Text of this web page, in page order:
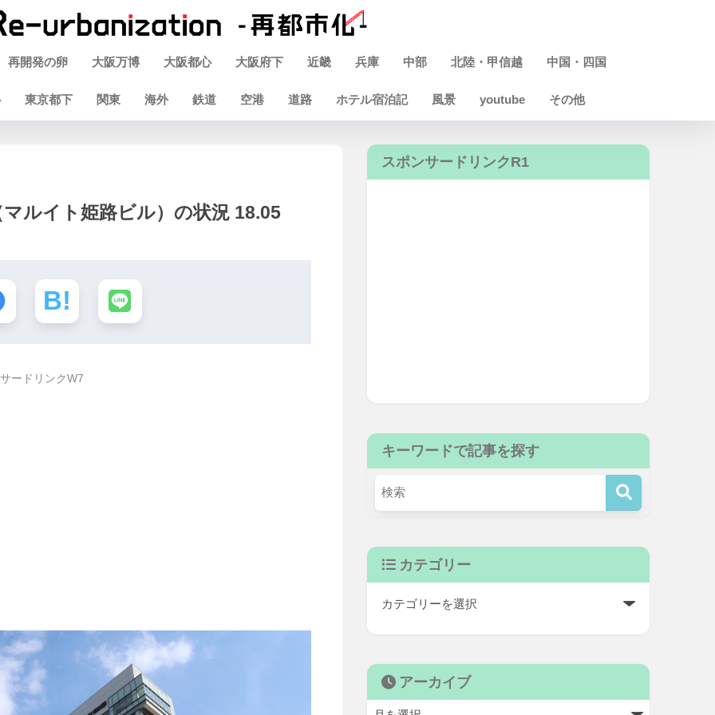
再開発の卵 大阪万博 大阪都心 大阪府下 近畿 兵庫 中部 北陸・甲信越 中国・四国
東京都下 関東 海外 鉄道 空港 道路 ホテル宿泊記 風景 youtube その他
ルイト姫路ビル）の状況 18.05
ードリンクW7
スポンサードリンクR1
キーワードで記事を探す
カテゴリー
アーカイブ